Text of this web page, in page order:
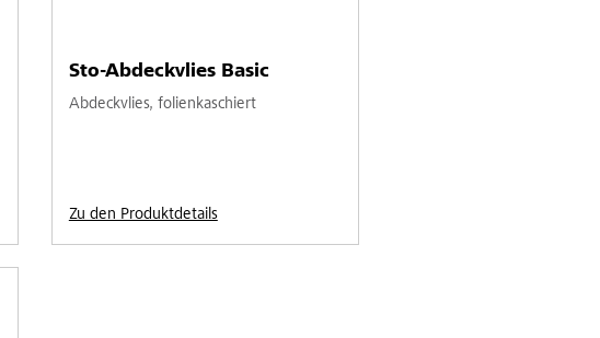
Sto-Abdeckvlies Basic
Abdeckvlies, folienkaschiert
Zu den Produktdetails